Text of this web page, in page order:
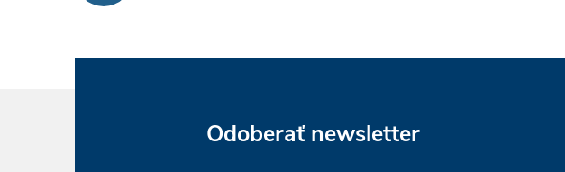
Odoberať newsletter